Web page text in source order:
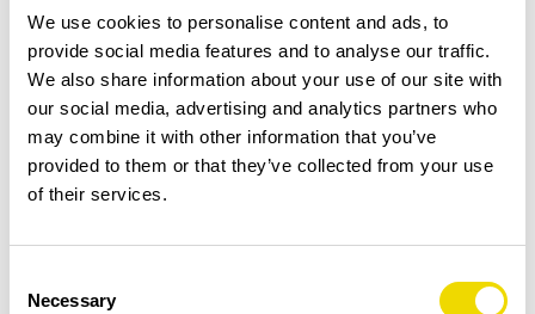
We use cookies to personalise content and ads, to
provide social media features and to analyse our traffic.
We also share information about your use of our site with
our social media, advertising and analytics partners who
may combine it with other information that you’ve
provided to them or that they’ve collected from your use
of their services.
Selection
Necessary
Resa med funktionsnedsättning
Hur fungerar det i praktiken att resa från/till
Växjö med funktionsnedsättning?
Bokning av assistans
För att vara säker på att få assistans behöver
alltid sitt bästa för att hjälpa dig och anpassa